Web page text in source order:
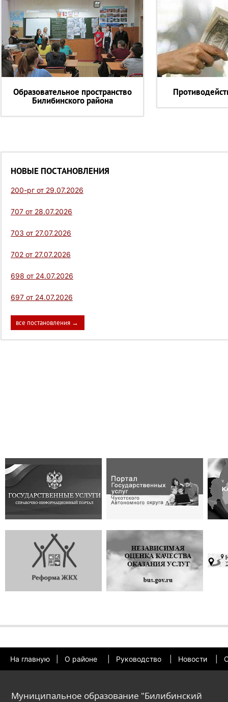
Образовательное пространство
Билибинского района
НОВЫЕ ПОСТАНОВЛЕНИЯ
200-рг от 29.07.2026
707 от 28.07.2026
703 от 27.07.2026
702 от 27.07.2026
698 от 24.07.2026
697 от 24.07.2026
все постановления →
На главную О районе Руководство Новости
Муниципальное образование "Билибинский